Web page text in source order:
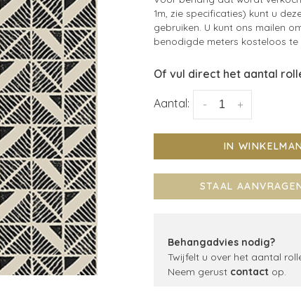
1m, zie specificaties) kunt u
gebruiken. U kunt ons mailen
benodigde meters kosteloos te
Of vul direct het aantal
Aantal: +
-
IN
STAAL
Behangadvies nodig?
Twijfelt u over het aantal
Neem gerust contactop.